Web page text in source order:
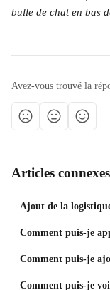
bulle de chat en bas
Avez-vous trouvé la
Articles connexes
Ajout de la
Comment puis-je